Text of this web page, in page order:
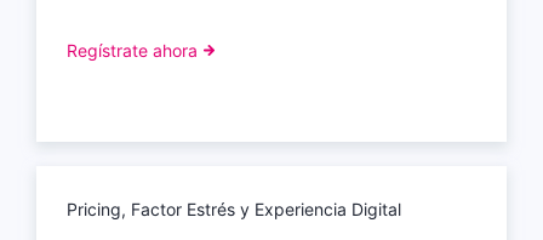
Regístrate ahora
Pricing, Factor Estrés y Experiencia Digital